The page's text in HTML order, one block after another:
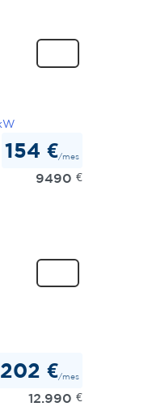
154 €/mes
9490 €
202 €/mes
12.990 €